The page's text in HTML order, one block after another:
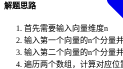
解题思路
首先需要输入向量维度n
输入第一个向量的n个分量
输入第二个向量的n个分量
遍历两个数组，计算对应位